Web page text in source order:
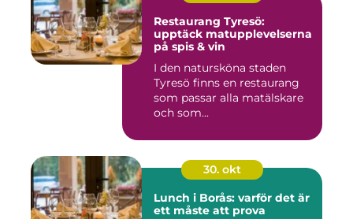
Restaurang Tyresö:
upptäck matupplevelserna
på spis & vin
I den natursköna staden
Tyresö finns en restaurang
som passar alla matälskare
och som...
30. okt
Lunch i Borås: varför det är
ett måste att prova